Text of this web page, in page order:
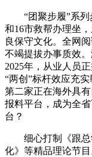
“团聚步履”系列
和16市救帮办理坐
良保守文化。全网
不竭提拔办事质效
2025年，从业人员
“两创”标杆效应充
第二家正在海外具
报料平台，成为全
台？
细心打制《跟总
化》等精品理论节